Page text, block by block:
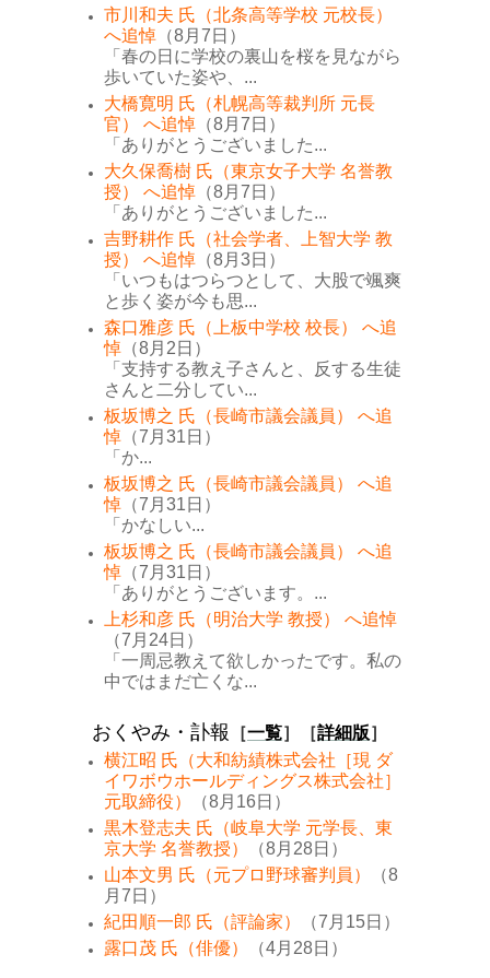
市川和夫 氏（北条高等学校 元校長）
へ追悼 （8月7日）
「春の日に学校の裏山を桜を見ながら
歩いていた姿や、...
大橋寛明 氏（札幌高等裁判所 元長
官） へ追悼 （8月7日）
「ありがとうございました...
大久保喬樹 氏（東京女子大学 名誉教
授） へ追悼 （8月7日）
「ありがとうございました...
吉野耕作 氏（社会学者、上智大学 教
授） へ追悼 （8月3日）
「いつもはつらつとして、大股で颯爽
と歩く姿が今も思...
森口雅彦 氏（上板中学校 校長） へ追
悼 （8月2日）
「支持する教え子さんと、反する生徒
さんと二分してい...
板坂博之 氏（長崎市議会議員） へ追
悼 （7月31日）
「か...
板坂博之 氏（長崎市議会議員） へ追
悼 （7月31日）
「かなしい...
板坂博之 氏（長崎市議会議員） へ追
悼 （7月31日）
「ありがとうございます。...
上杉和彦 氏（明治大学 教授） へ追悼
（7月24日）
「一周忌教えて欲しかったです。私の
中ではまだ亡くな...
おくやみ・訃報 ［一覧］［詳細版］
横江昭 氏（大和紡績株式会社［現 ダ
イワボウホールディングス株式会社］
元取締役）
（8月16日）
黒木登志夫 氏（岐阜大学 元学長、東
京大学 名誉教授）
（8月28日）
山本文男 氏（元プロ野球審判員）
（8
月7日）
紀田順一郎 氏（評論家）
（7月15日）
露口茂 氏（俳優）
（4月28日）